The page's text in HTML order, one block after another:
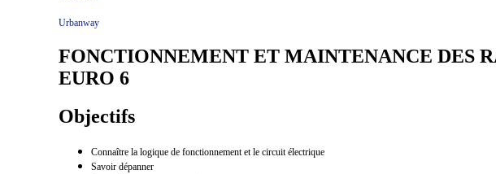
Urbanway
FONCTIONNEMENT ET MAINTENANCE DES
EURO 6
Objectifs
Connaître la logique de fonctionnement et le circuit électrique
Savoir dépanner